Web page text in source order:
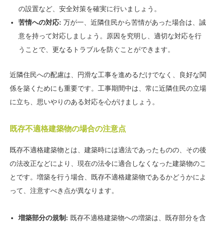
の設置など、安全対策を確実に行いましょう。
苦情への対応: 万が一、近隣住民から苦情があった場合は、誠
意を持って対応しましょう。原因を究明し、適切な対応を行
うことで、更なるトラブルを防ぐことができます。
近隣住民への配慮は、円滑な工事を進めるだけでなく、良好な関
係を築くためにも重要です。工事期間中は、常に近隣住民の立場
に立ち、思いやりのある対応を心がけましょう。
既存不適格建築物の場合の注意点
既存不適格建築物とは、建築時には適法であったものの、その後
の法改正などにより、現在の法令に適合しなくなった建築物のこ
とです。増築を行う場合、既存不適格建築物であるかどうかによ
って、注意すべき点が異なります。
増築部分の規制: 既存不適格建築物への増築は、既存部分を含